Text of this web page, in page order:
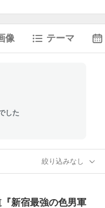
像 テーマ
した
絞り込みなし
新宿最強の色男軍